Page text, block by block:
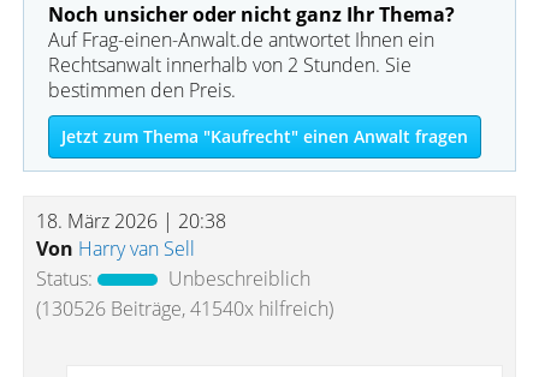
Noch unsicher oder nicht ganz Ihr Thema?
Auf Frag-einen-Anwalt.de antwortet Ihnen ein
Rechtsanwalt innerhalb von 2 Stunden. Sie
bestimmen den Preis.
Jetzt zum Thema "Kaufrecht" einen Anwalt fragen
18. März 2026 | 20:38
Von Harry van Sell
Status:
Unbeschreiblich
(130526 Beiträge, 41540x hilfreich)